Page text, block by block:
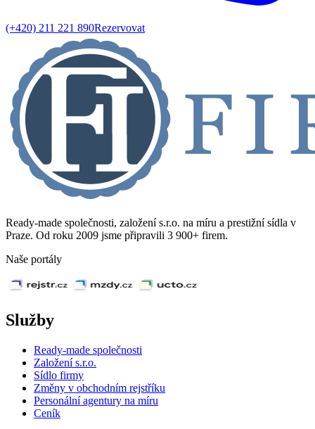
(+420) 211 221 890Rezervovat
Ready-made společnosti, založení s.r.o. na míru a prestižní sídla v
Praze. Od roku 2009 jsme připravili 3 900+ firem.
Naše portály
Služby
Ready-made společnosti
Založení s.r.o.
Sídlo firmy
Změny v obchodním rejstříku
Personální agentury na míru
Ceník